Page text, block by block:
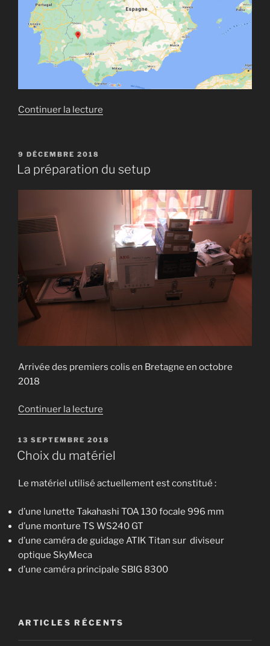
Continuer la lecture
EYE,
2019 »
PUBLIÉ
LE
9 DÉCEMBRE 2018
La préparation du setup
Arrivée des premiers colis en Bretagne en octobre
2018
Continuer la lecture
préparation
du
PUBLIÉ
LE
13 SEPTEMBRE 2018
Choix du matériel
Le matériel utilisé actuellement est constitué :
d’une lunette Takahashi TOA 130 focale 996 mm
d’une monture TS WS240 GT
d’une caméra de guidage ATIK Titan sur diviseur
optique SkyMeca
d’une caméra principale SBIG 8300
ARTICLES RÉCENTS